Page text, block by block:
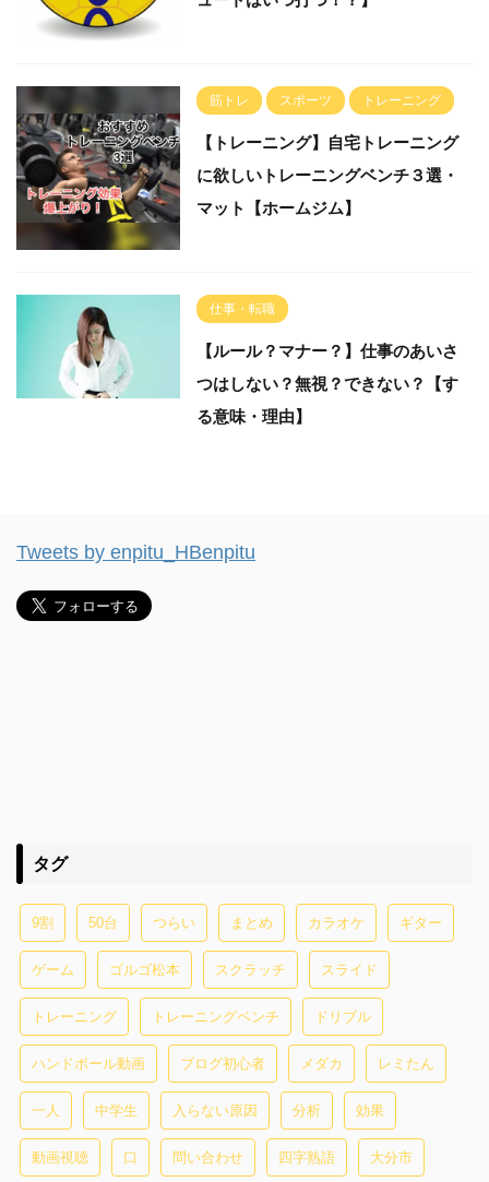
筋トレ スポーツ トレーニング
【トレーニング】自宅トレーニング
に欲しいトレーニングベンチ３選・
マット【ホームジム】
仕事・転職
【ルール？マナー？】仕事のあいさ
つはしない？無視？できない？【す
る意味・理由】
Tweets by enpitu_HBenpitu
タグ
9割 50台 つらい まとめ カラオケ ギター
ゲーム ゴルゴ松本 スクラッチ スライド
トレーニング トレーニングベンチ ドリブル
ハンドボール動画 ブログ初心者 メダカ レミたん
一人 中学生 入らない原因 分析 効果
動画視聴 口 問い合わせ 四字熟語 大分市